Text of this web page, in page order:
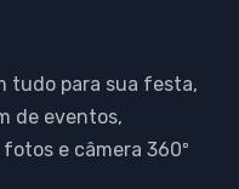
tudo para sua festa,
de eventos,
e câmera 360º